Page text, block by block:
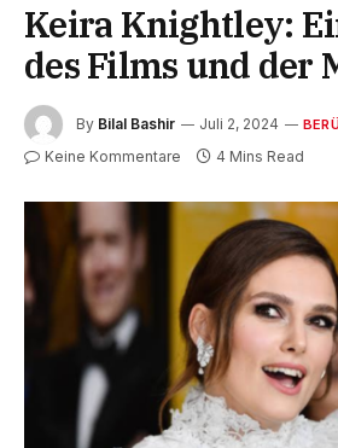
Keira Knightley:
des Films und der
By Bilal Bashir Juli 2, 2024
Keine Kommentare 4 Mins Read